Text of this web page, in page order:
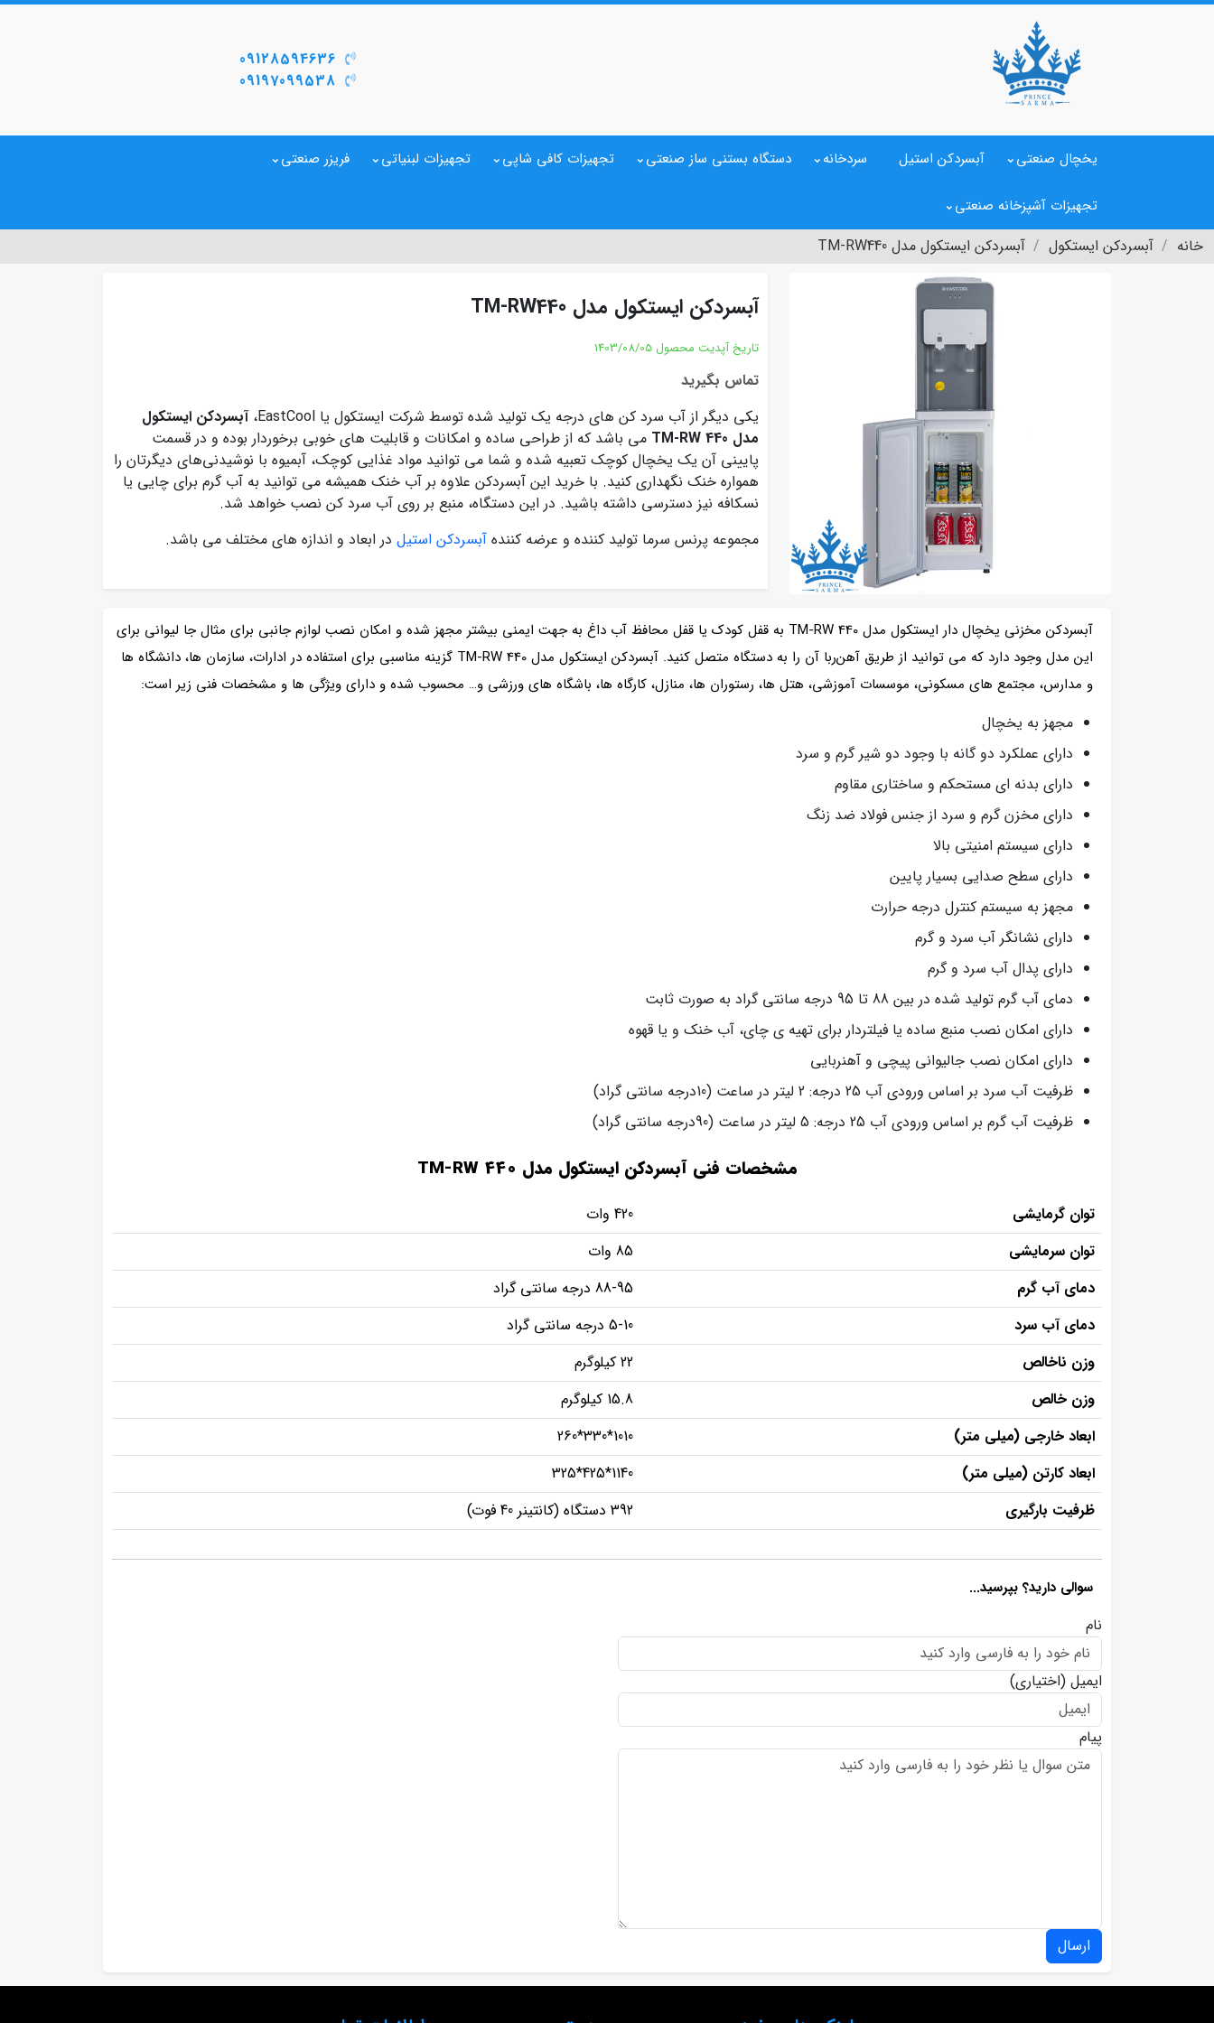
09128594636
09197099538
یخچال صنعتی آبسردکن استیل سردخانه دستگاه بستنی ساز صنعتی تجهیزات کافی شاپی تجهیزات لبنیاتی فریزر صنعتی
تجهیزات آشپزخانه صنعتی
خانه آبسردکن ایستکول آبسردکن ایستکول مدل TM-RW440
آبسردکن ایستکول مدل TM-RW440
تاریخ آپدیت محصول 1403/08/05
تماس بگیرید
یکی دیگر از آب سرد کن های درجه یک تولید شده توسط شرکت ایستکول یا EastCool،
آبسردکن ایستکول
مدل TM-RW 440
می باشد که از طراحی ساده و امکانات و قابلیت ‌های خوبی برخوردار بوده و در قسمت
پایینی آن یک یخچال کوچک تعبیه شده و شما می توانید مواد غذایی کوچک، آبمیوه با نوشیدنی‌های دیگرتان را
همواره خنک نگهداری کنید. با خرید این آبسردکن علاوه بر آب خنک همیشه می توانید به آب گرم برای چایی یا
نسکافه نیز دسترسی داشته باشید. در این دستگاه، منبع بر روی آب سرد کن نصب خواهد شد.
مجموعه پرنس سرما تولید کننده و عرضه کننده آبسردکن استیل در ابعاد و اندازه های مختلف می باشد.
آبسردکن مخزنی یخچال دار ایستکول مدل TM-RW 440 به قفل کودک یا قفل محافظ آب داغ به جهت ایمنی بیشتر مجهز شده و امکان نصب لوازم جانبی برای مثال جا لیوانی برای
این مدل وجود دارد که می توانید از طریق آهن‌ربا آن را به دستگاه متصل کنید. آبسردکن ایستکول مدل TM-RW 440 گزینه مناسبی برای استفاده در ادارات، سازمان ها، دانشگاه ها
و مدارس، مجتمع های مسکونی، موسسات آموزشی، هتل ها، رستوران ها، منازل، کارگاه ها، باشگاه های ورزشی و… محسوب شده و دارای ویژگی ها و مشخصات فنی زیر است:
مجهز به یخچال
دارای عملکرد دو گانه با وجود دو شیر گرم و سرد
دارای بدنه ای مستحکم و ساختاری مقاوم
دارای مخزن گرم و سرد از جنس فولاد ضد زنگ
دارای سیستم امنیتی بالا
دارای سطح صدایی بسیار پایین
مجهز به سیستم کنترل درجه حرارت
دارای نشانگر آب سرد و گرم
دارای پدال آب سرد و گرم
دمای آب گرم تولید شده در بین 88 تا 95 درجه سانتی گراد به صورت ثابت
دارای امکان نصب منبع ساده یا فیلتردار برای تهیه ی چای، آب خنک و یا قهوه
دارای امکان نصب جالیوانی پیچی و آهنربایی
ظرفیت آب سرد بر اساس ورودی آب 25 درجه: 2 لیتر در ساعت (10درجه سانتی گراد)
ظرفیت آب گرم بر اساس ورودی آب 25 درجه: 5 لیتر در ساعت (90درجه سانتی گراد)
مشخصات فنی آبسردکن ایستکول مدل TM-RW 440
توان گرمایشی
420 وات
توان سرمایشی
85 وات
دمای آب گرم
88-95 درجه سانتی گراد
دمای آب سرد
5-10 درجه سانتی گراد
وزن ناخالص
22 کیلوگرم
وزن خالص
15.8 کیلوگرم
ابعاد خارجی (میلی متر)
1010*330*260
ابعاد کارتن (میلی متر)
1140*425*325
ظرفيت بارگيری
392 دستگاه (کانتينر 40 فوت)
سوالی دارید؟ بپرسید...
نام
ایمیل (اختیاری)
پیام
ارسال